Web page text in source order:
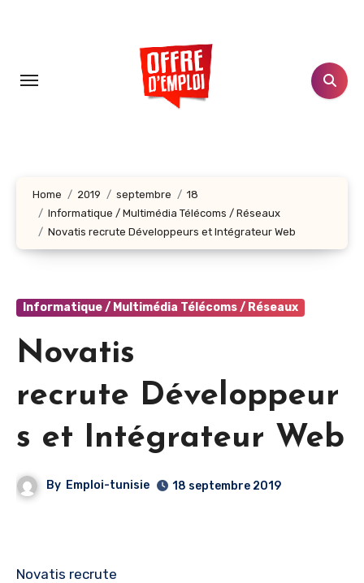
principal
Home 2019 septembre
18
Informatique / Multimédia Télécoms / Réseaux
Novatis recrute Développeurs et Intégrateur Web
Informatique / Multimédia Télécoms / Réseaux
Novatis
recrute Développeur
s et Intégrateur Web
By Emploi-tunisie 18 septembre 2019
Novatis recrute